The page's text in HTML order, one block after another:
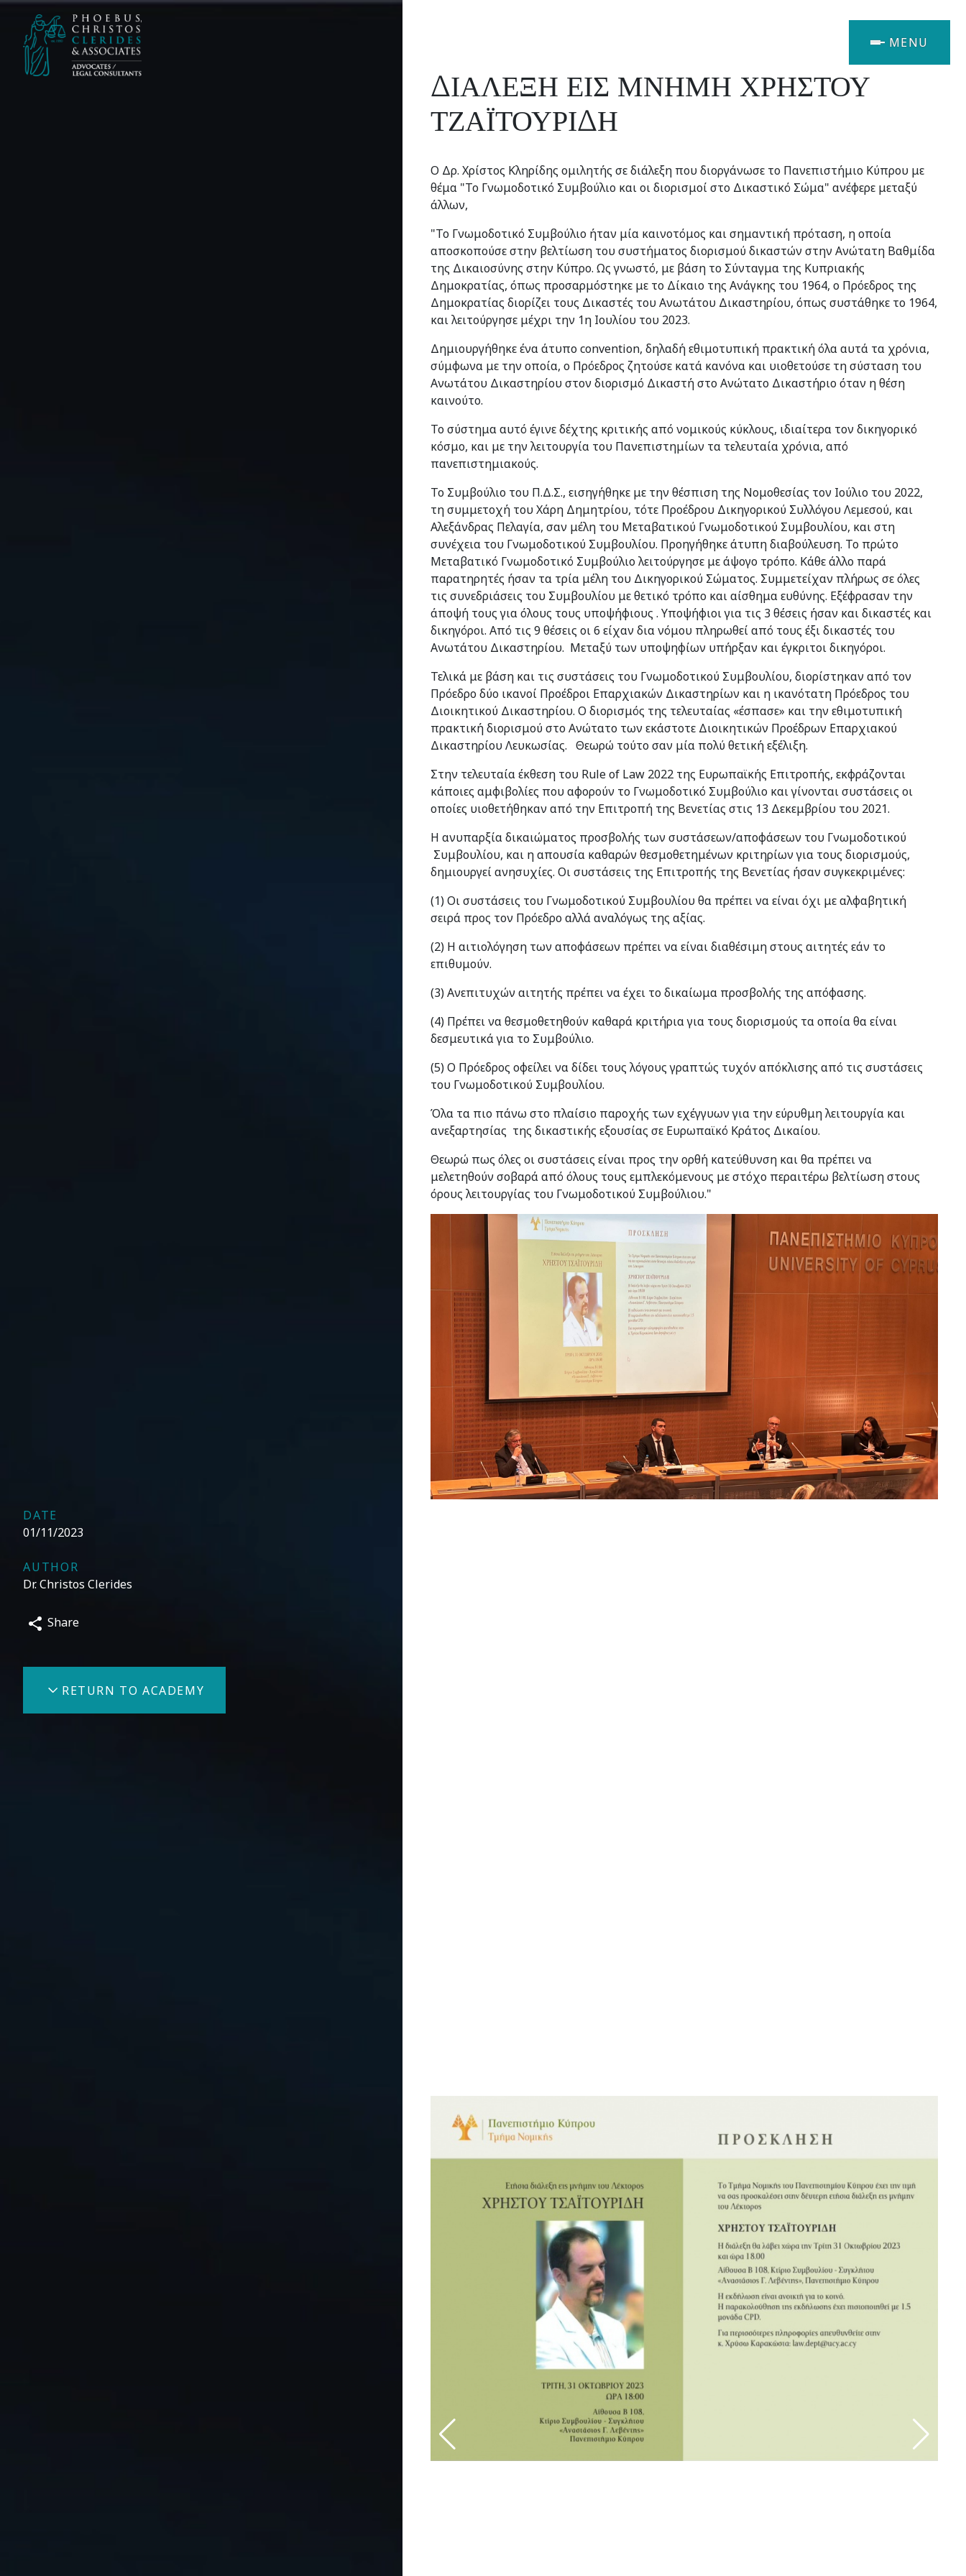
MENU
DATE
01/11/2023
AUTHOR
Dr. Christos Clerides
Share
RETURN TO ACADEMY
ΔΙΑΛΕΞΗ ΕΙΣ ΜΝΗΜΗ ΧΡΗΣΤΟΥ
ΤΖΑΪΤΟΥΡΙΔΗ
Ο Δρ. Χρίστος Κληρίδης ομιλητής σε διάλεξη που διοργάνωσε το Πανεπιστήμιο Κύπρου με
θέμα "Το Γνωμοδοτικό Συμβούλιο και οι διορισμοί στο Δικαστικό Σώμα" ανέφερε μεταξύ
άλλων,
"Το Γνωμοδοτικό Συμβούλιο ήταν μία καινοτόμος και σημαντική πρόταση, η οποία
αποσκοπούσε στην βελτίωση του συστήματος διορισμού δικαστών στην Ανώτατη Βαθμίδα
της Δικαιοσύνης στην Κύπρο. Ως γνωστό, με βάση το Σύνταγμα της Κυπριακής
Δημοκρατίας, όπως προσαρμόστηκε με το Δίκαιο της Ανάγκης του 1964, ο Πρόεδρος της
Δημοκρατίας διορίζει τους Δικαστές του Ανωτάτου Δικαστηρίου, όπως συστάθηκε το 1964,
και λειτούργησε μέχρι την 1η Ιουλίου του 2023.
Δημιουργήθηκε ένα άτυπο convention, δηλαδή εθιμοτυπική πρακτική όλα αυτά τα χρόνια,
σύμφωνα με την οποία, ο Πρόεδρος ζητούσε κατά κανόνα και υιοθετούσε τη σύσταση του
Ανωτάτου Δικαστηρίου στον διορισμό Δικαστή στο Ανώτατο Δικαστήριο όταν η θέση
καινούτο.
Το σύστημα αυτό έγινε δέχτης κριτικής από νομικούς κύκλους, ιδιαίτερα τον δικηγορικό
κόσμο, και με την λειτουργία του Πανεπιστημίων τα τελευταία χρόνια, από
πανεπιστημιακούς.
Το Συμβούλιο του Π.Δ.Σ., εισηγήθηκε με την θέσπιση της Νομοθεσίας τον Ιούλιο του 2022,
τη συμμετοχή του Χάρη Δημητρίου, τότε Προέδρου Δικηγορικού Συλλόγου Λεμεσού, και
Αλεξάνδρας Πελαγία, σαν μέλη του Μεταβατικού Γνωμοδοτικού Συμβουλίου, και στη
συνέχεια του Γνωμοδοτικού Συμβουλίου. Προηγήθηκε άτυπη διαβούλευση. Το πρώτο
Μεταβατικό Γνωμοδοτικό Συμβούλιο λειτούργησε με άψογο τρόπο. Κάθε άλλο παρά
παρατηρητές ήσαν τα τρία μέλη του Δικηγορικού Σώματος. Συμμετείχαν πλήρως σε όλες
τις συνεδριάσεις του Συμβουλίου με θετικό τρόπο και αίσθημα ευθύνης. Εξέφρασαν την
άποψή τους για όλους τους υποψήφιους . Υποψήφιοι για τις 3 θέσεις ήσαν και δικαστές και
δικηγόροι. Από τις 9 θέσεις οι 6 είχαν δια νόμου πληρωθεί από τους έξι δικαστές του
Ανωτάτου Δικαστηρίου. Μεταξύ των υποψηφίων υπήρξαν και έγκριτοι δικηγόροι.
Τελικά με βάση και τις συστάσεις του Γνωμοδοτικού Συμβουλίου, διορίστηκαν από τον
Πρόεδρο δύο ικανοί Προέδροι Επαρχιακών Δικαστηρίων και η ικανότατη Πρόεδρος του
Διοικητικού Δικαστηρίου. Ο διορισμός της τελευταίας «έσπασε» και την εθιμοτυπική
πρακτική διορισμού στο Ανώτατο των εκάστοτε Διοικητικών Προέδρων Επαρχιακού
Δικαστηρίου Λευκωσίας. Θεωρώ τούτο σαν μία πολύ θετική εξέλιξη.
Στην τελευταία έκθεση του Rule of Law 2022 της Ευρωπαϊκής Επιτροπής, εκφράζονται
κάποιες αμφιβολίες που αφορούν το Γνωμοδοτικό Συμβούλιο και γίνονται συστάσεις οι
οποίες υιοθετήθηκαν από την Επιτροπή της Βενετίας στις 13 Δεκεμβρίου του 2021.
Η ανυπαρξία δικαιώματος προσβολής των συστάσεων/αποφάσεων του Γνωμοδοτικού
Συμβουλίου, και η απουσία καθαρών θεσμοθετημένων κριτηρίων για τους διορισμούς,
δημιουργεί ανησυχίες. Οι συστάσεις της Επιτροπής της Βενετίας ήσαν συγκεκριμένες:
(1) Οι συστάσεις του Γνωμοδοτικού Συμβουλίου θα πρέπει να είναι όχι με αλφαβητική
σειρά προς τον Πρόεδρο αλλά αναλόγως της αξίας.
(2) Η αιτιολόγηση των αποφάσεων πρέπει να είναι διαθέσιμη στους αιτητές εάν το
επιθυμούν.
(3) Ανεπιτυχών αιτητής πρέπει να έχει το δικαίωμα προσβολής της απόφασης.
(4) Πρέπει να θεσμοθετηθούν καθαρά κριτήρια για τους διορισμούς τα οποία θα είναι
δεσμευτικά για το Συμβούλιο.
(5) Ο Πρόεδρος οφείλει να δίδει τους λόγους γραπτώς τυχόν απόκλισης από τις συστάσεις
του Γνωμοδοτικού Συμβουλίου.
Όλα τα πιο πάνω στο πλαίσιο παροχής των εχέγγυων για την εύρυθμη λειτουργία και
ανεξαρτησίας της δικαστικής εξουσίας σε Ευρωπαϊκό Κράτος Δικαίου.
Θεωρώ πως όλες οι συστάσεις είναι προς την ορθή κατεύθυνση και θα πρέπει να
μελετηθούν σοβαρά από όλους τους εμπλεκόμενους με στόχο περαιτέρω βελτίωση στους
όρους λειτουργίας του Γνωμοδοτικού Συμβούλιου."